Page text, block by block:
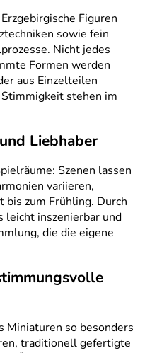
Figuren
sowie fein
Nicht jedes
Formen werden
aus Einzelteilen
stehen im
Liebhaber
Szenen lassen
variieren,
bis zum Frühling. Durch
leicht inszenierbar und
die die eigene
Miniaturen so besonders
traditionell gefertigte